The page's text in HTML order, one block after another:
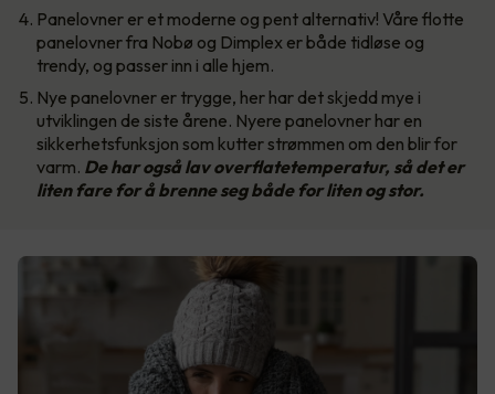
Panelovner er et moderne og pent alternativ! Våre flotte
panelovner fra Nobø og Dimplex er både tidløse og
trendy, og passer inn i alle hjem.
Nye panelovner er trygge, her har det skjedd mye i
utviklingen de siste årene. Nyere panelovner har en
sikkerhetsfunksjon som kutter strømmen om den blir for
varm. De har også lav overflatetemperatur, så det er
liten fare for å brenne seg både for liten og stor.